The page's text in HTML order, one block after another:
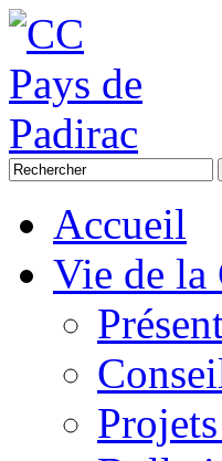
Accueil
Vie de la